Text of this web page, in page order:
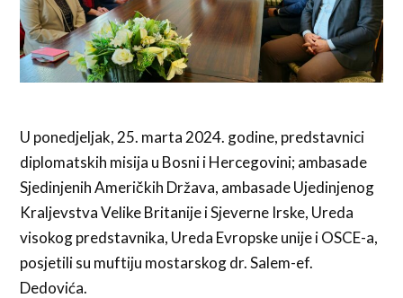
U ponedjeljak, 25. marta 2024. godine, predstavnici
diplomatskih misija u Bosni i Hercegovini; ambasade
Sjedinjenih Američkih Država, ambasade Ujedinjenog
Kraljevstva Velike Britanije i Sjeverne Irske, Ureda
visokog predstavnika, Ureda Evropske unije i OSCE-a,
posjetili su muftiju mostarskog dr. Salem-ef.
Dedovića.